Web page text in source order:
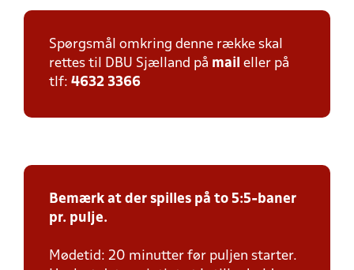
Spørgsmål omkring denne række skal
rettes til DBU Sjælland på mail eller på
tlf: 4632 3366
Bemærk at der spilles på to 5:5-baner
pr. pulje.
Mødetid: 20 minutter før puljen starter.